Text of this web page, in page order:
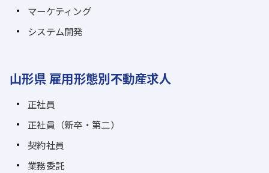
マーケティング
システム開発
山形県 雇用形態別不動産求人
正社員
正社員（新卒・第二）
契約社員
業務委託